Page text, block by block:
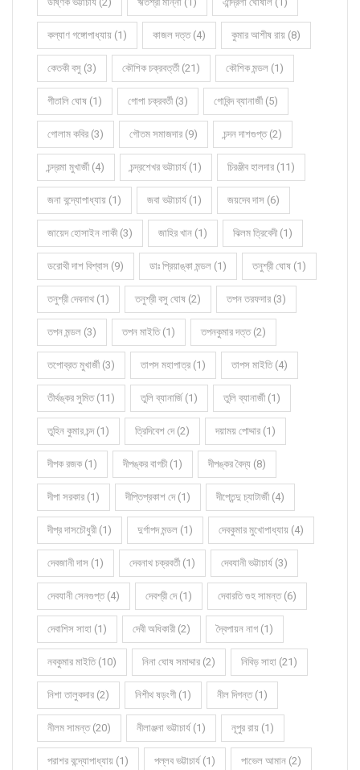
কল্যাণ গঙ্গোপাধ্যায় (1) কাজল দত্ত (4) কুমার আশীষ রায় (8)
কেতকী বসু (3) কৌশিক চক্রবর্ত্তী (21) কৌশিক মন্ডল (1)
গীতালি ঘোষ (1) গোপা চক্রবর্তী (3) গোবিন্দ ব্যানার্জী (5)
গোলাম কবির (3) গৌতম সমাজদার (9) চন্দন দাশগুপ্ত (2)
চন্দ্রমা মুখার্জী (4) চন্দ্রশেখর ভট্টাচার্য (1) চিরঞ্জীব হালদার (11)
জনা বন্দ্যোপাধ্যায় (1) জবা ভট্টাচার্য (1) জয়দেব দাস (6)
জায়েদ হোসাইন লাকী (3) জাহির খান (1) ঝিলম ত্রিবেদী (1)
ডরোথী দাশ বিশ্বাস (9) ডাঃ প্রিয়াঙ্কা মন্ডল (1) তনুশ্রী ঘোষ (1)
তনুশ্রী দেবনাথ (1) তনুশ্রী বসু ঘোষ (2) তপন তরফদার (3)
তপন মন্ডল (3) তপন মাইতি (1) তপনকুমার দত্ত (2)
তপোব্রত মুখার্জী (3) তাপস মহাপাত্র (1) তাপস মাইতি (4)
তীর্থঙ্কর সুমিত (11) তুলি ব্যানার্জি (1) তুলি ব্যানার্জী (1)
তুহিন কুমার চন্দ (1) ত্রিদিবেশ দে (2) দয়াময় পোদ্দার (1)
দীপক রজক (1) দীপঙ্কর বাগচী (1) দীপঙ্কর বৈদ্য (8)
দীপা সরকার (1) দীপ্তিপ্রকাশ দে (1) দীপ্তেন্দু চ্যাটার্জী (4)
দীপ্র দাসচৌধুরী (1) দুর্গাপদ মন্ডল (1) দেবকুমার মুখোপাধ্যায় (4)
দেবজানী দাস (1) দেবনাথ চক্রবর্তী (1) দেবযানী ভট্টাচার্য (3)
দেবযানী সেনগুপ্ত (4) দেবশ্রী দে (1) দেবারতি গুহ সামন্ত (6)
দেবাশিস সাহা (1) দেবী অধিকারী (2) দ্বৈপায়ন নাগ (1)
নবকুমার মাইতি (10) নিনা ঘোষ সমাদ্দার (2) নিবিড় সাহা (21)
নিশা তালুকদার (2) নিশীথ ষড়ংগী (1) নীল দিগন্ত (1)
নীলম সামন্ত (20) নীলাঞ্জনা ভট্টাচার্য (1) নূপুর রায় (1)
পরাশর বন্দ্যোপাধ্যায় (1) পল্লব ভট্টাচার্য (1) পাভেল আমান (2)